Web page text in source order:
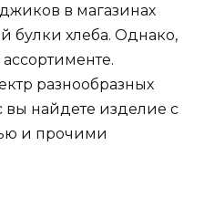
в магазинах
булки хлеба. Однако,
разнообразных
найдете изделие с
и прочими